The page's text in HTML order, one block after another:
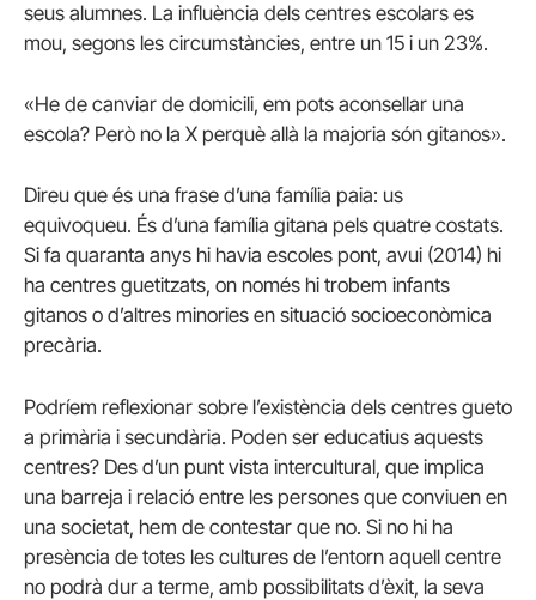
seus alumnes. La influència dels centres escolars es
mou, segons les circumstàncies, entre un 15 i un 23%.
«He de canviar de domicili, em pots aconsellar una
escola? Però no la X perquè allà la majoria són gitanos».
Direu que és una frase d’una família paia: us
equivoqueu. És d’una família gitana pels quatre costats.
Si fa quaranta anys hi havia escoles pont, avui (2014) hi
ha centres guetitzats, on només hi trobem infants
gitanos o d’altres minories en situació socioeconòmica
precària.
Podríem reflexionar sobre l’existència dels centres gueto
a primària i secundària. Poden ser educatius aquests
centres? Des d’un punt vista intercultural, que implica
una barreja i relació entre les persones que conviuen en
una societat, hem de contestar que no. Si no hi ha
presència de totes les cultures de l’entorn aquell centre
no podrà dur a terme, amb possibilitats d’èxit, la seva